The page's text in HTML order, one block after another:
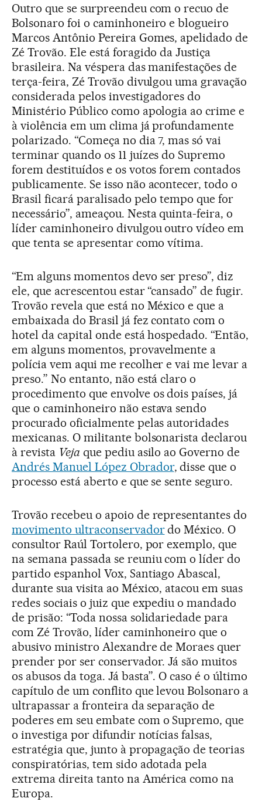
Outro que se surpreendeu com o recuo de
Bolsonaro foi o caminhoneiro e blogueiro
Marcos Antônio Pereira Gomes, apelidado de
Zé Trovão. Ele está foragido da Justiça
brasileira. Na véspera das manifestações de
terça-feira, Zé Trovão divulgou uma gravação
considerada pelos investigadores do
Ministério Público como apologia ao crime e
à violência em um clima já profundamente
polarizado. “Começa no dia 7, mas só vai
terminar quando os 11 juízes do Supremo
forem destituídos e os votos forem contados
publicamente. Se isso não acontecer, todo o
Brasil ficará paralisado pelo tempo que for
necessário”, ameaçou. Nesta quinta-feira, o
líder caminhoneiro divulgou outro vídeo em
que tenta se apresentar como vítima.
“Em alguns momentos devo ser preso”, diz
ele, que acrescentou estar “cansado” de fugir.
Trovão revela que está no México e que a
embaixada do Brasil já fez contato com o
hotel da capital onde está hospedado. “Então,
em alguns momentos, provavelmente a
polícia vem aqui me recolher e vai me levar a
preso.” No entanto, não está claro o
procedimento que envolve os dois países, já
que o caminhoneiro não estava sendo
procurado oficialmente pelas autoridades
mexicanas. O militante bolsonarista declarou
à revista Veja que pediu asilo ao Governo de
Andrés Manuel López Obrador, disse que o
processo está aberto e que se sente seguro.
Trovão recebeu o apoio de representantes do
movimento ultraconservadordo México. O
consultor Raúl Tortolero, por exemplo, que
na semana passada se reuniu com o líder do
partido espanhol Vox, Santiago Abascal,
durante sua visita ao México, atacou em suas
redes sociais o juiz que expediu o mandado
de prisão: “Toda nossa solidariedade para
com Zé Trovão, líder caminhoneiro que o
abusivo ministro Alexandre de Moraes quer
prender por ser conservador. Já são muitos
os abusos da toga. Já basta”. O caso é o último
capítulo de um conflito que levou Bolsonaro a
ultrapassar a fronteira da separação de
poderes em seu embate com o Supremo, que
o investiga por difundir notícias falsas,
estratégia que, junto à propagação de teorias
conspiratórias, tem sido adotada pela
extrema direita tanto na América como na
Europa.